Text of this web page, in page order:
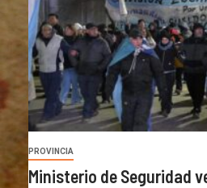
PROVINCIA
Ministerio de Seguridad